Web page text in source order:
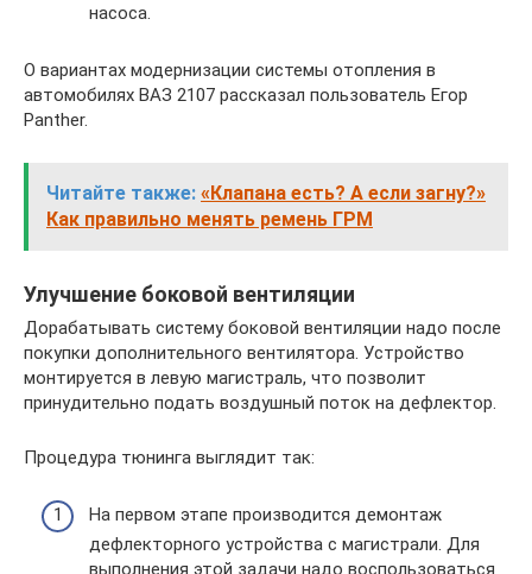
насоса.
О вариантах модернизации системы отопления в
автомобилях ВАЗ 2107 рассказал пользователь Егор
Panther.
Читайте также: «Клапана есть? А если загну?»
Как правильно менять ремень ГРМ
Улучшение боковой вентиляции
Дорабатывать систему боковой вентиляции надо после
покупки дополнительного вентилятора. Устройство
монтируется в левую магистраль, что позволит
принудительно подать воздушный поток на дефлектор.
Процедура тюнинга выглядит так:
На первом этапе производится демонтаж
дефлекторного устройства с магистрали. Для
выполнения этой задачи надо воспользоваться